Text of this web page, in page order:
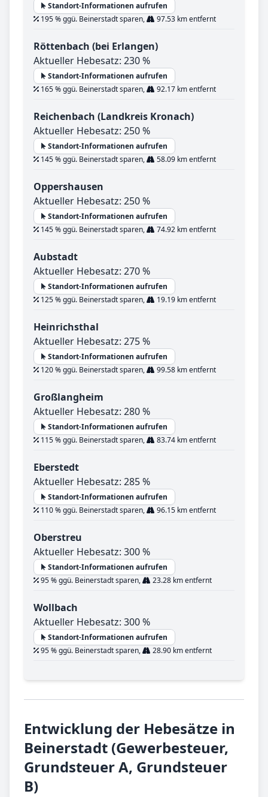
Standort-Informationen aufrufen
195 % ggü. Beinerstadt sparen,
97.53 km entfernt
Röttenbach (bei Erlangen)
Aktueller Hebesatz: 230 %
Standort-Informationen aufrufen
165 % ggü. Beinerstadt sparen,
92.17 km entfernt
Reichenbach (Landkreis Kronach)
Aktueller Hebesatz: 250 %
Standort-Informationen aufrufen
145 % ggü. Beinerstadt sparen,
58.09 km entfernt
Oppershausen
Aktueller Hebesatz: 250 %
Standort-Informationen aufrufen
145 % ggü. Beinerstadt sparen,
74.92 km entfernt
Aubstadt
Aktueller Hebesatz: 270 %
Standort-Informationen aufrufen
125 % ggü. Beinerstadt sparen,
19.19 km entfernt
Heinrichsthal
Aktueller Hebesatz: 275 %
Standort-Informationen aufrufen
120 % ggü. Beinerstadt sparen,
99.58 km entfernt
Großlangheim
Aktueller Hebesatz: 280 %
Standort-Informationen aufrufen
115 % ggü. Beinerstadt sparen,
83.74 km entfernt
Eberstedt
Aktueller Hebesatz: 285 %
Standort-Informationen aufrufen
110 % ggü. Beinerstadt sparen,
96.15 km entfernt
Oberstreu
Aktueller Hebesatz: 300 %
Standort-Informationen aufrufen
95 % ggü. Beinerstadt sparen,
23.28 km entfernt
Wollbach
Aktueller Hebesatz: 300 %
Standort-Informationen aufrufen
95 % ggü. Beinerstadt sparen,
28.90 km entfernt
Entwicklung der Hebesätze in
Beinerstadt (Gewerbesteuer,
Grundsteuer A, Grundsteuer
B)